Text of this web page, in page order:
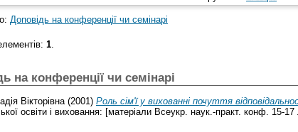
Доповідь на конференції чи семінарі
1.
на конференції чи семінарі
Вікторівна (2001) Роль сім'ї у вихованні почуття
освіти і виховання: [матеріали Всеукр. наук.-практ. конф. 15-